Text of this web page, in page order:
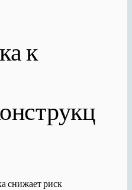
к
снижает риск